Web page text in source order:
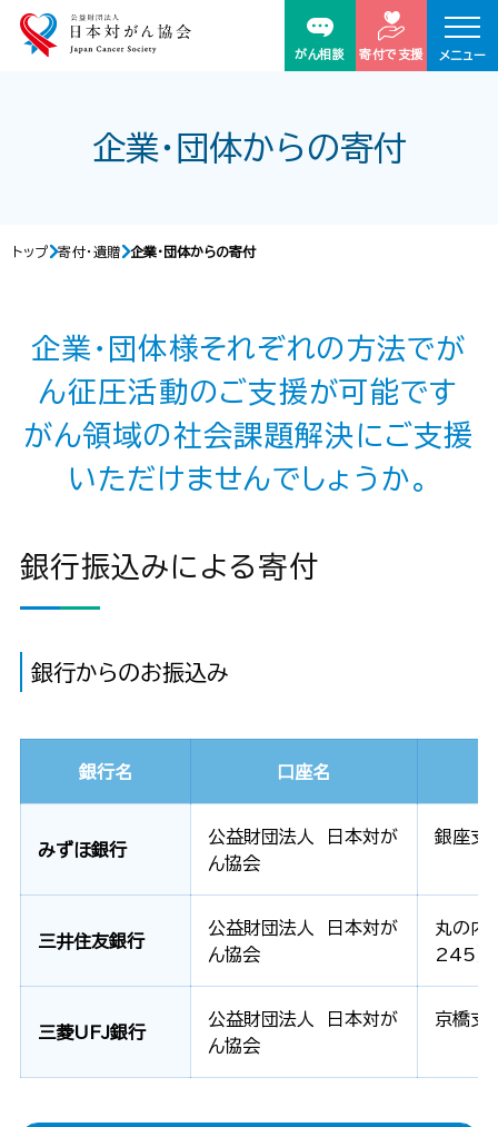
がん相談 寄付で支援 メニュー
企業・団体からの寄付
トップ 寄付・遺贈 企業・団体からの寄付
企業・団体様それぞれの方法でが
ん征圧活動のご支援が可能です
がん領域の社会課題解決にご支援
いただけませんでしょうか。
銀行振込みによる寄付
銀行からのお振込み
銀行名 口座名
みずほ銀行
公益財団法人 日本対が
ん協会
銀座支
三井住友銀行
公益財団法人 日本対が
ん協会
丸の内
245）
三菱UFJ銀行
公益財団法人 日本対が
ん協会
京橋支